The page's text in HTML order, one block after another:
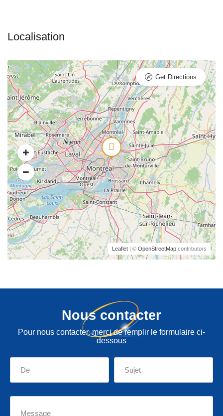
Leaflet | © OpenStreetMap contributors
Get Directions
Nous contacter
Pour nous contacter, merci de remplir le formulaire ci-
dessous